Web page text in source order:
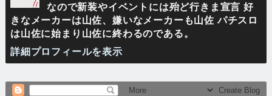
なので新装やイベントには殆ど行きま宣言 好
きなメーカーは山佐、嫌いなメーカーも山佐 パチスロ
は山佐に始まり山佐に終わるのである。
詳細プロフィールを表示